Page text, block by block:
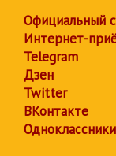
Официальный
Интернет-
Telegram
Дзен
Twitter
ВКонтакте
Одноклассники